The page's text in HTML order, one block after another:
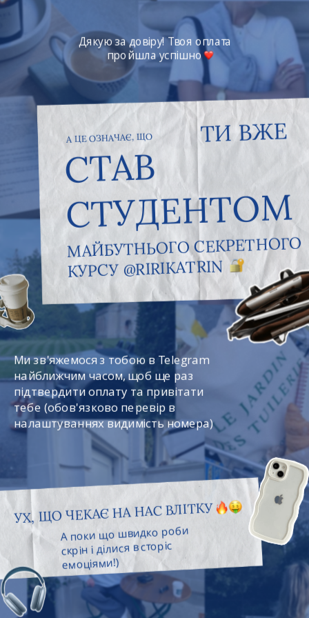
ТИ ВЖЕ
А ЦЕ ОЗНАЧАЄ, ЩО
СТАВ
СТУДЕНТОМ
МАЙБУТНЬОГО СЕКРЕТНОГО
КУРСУ @RIRIKATRIN
Дякую за довіру! Твоя оплата
пройшла успішно
Ми зв'яжемося з тобою в Telegram
найближчим часом, щоб ще раз
підтвердити оплату та привітати
тебе (обов'язково перевір в
налаштуваннях видимість номера)
УХ, ЩО ЧЕКАЄ НА НАС ВЛІТКУ
А поки що швидко роби
скрін і ділися в сторіс
емоціями!)